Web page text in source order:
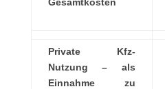
Private Kfz-
Nutzung – als
Einnahme zu